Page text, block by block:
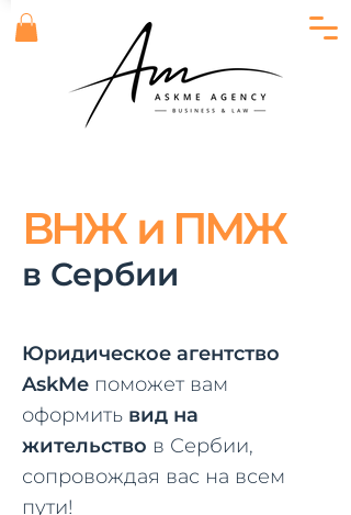
ВНЖ и ПМЖ
в Сербии
Юридическое агентство
AskMe поможет вам
оформить вид на
жительство в Сербии,
сопровождая вас на всем
пути!